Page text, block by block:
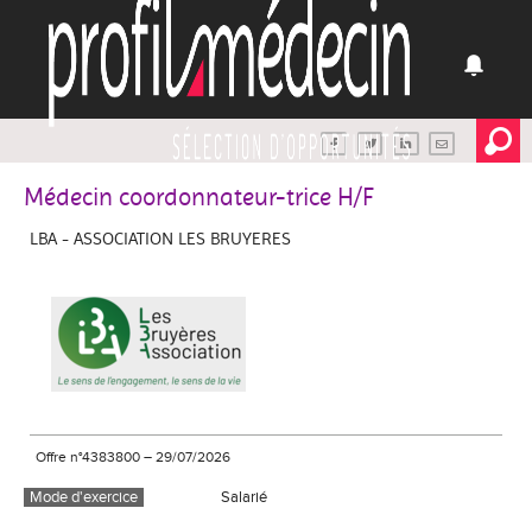
Médecin coordonnateur-trice H/F
LBA - ASSOCIATION LES BRUYERES
Offre n°4383800 – 29/07/2026
Mode d'exercice
Salarié